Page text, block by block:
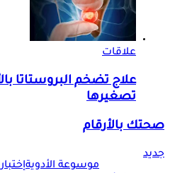
علاقات
تصغيرها
صحتك بالأرقام
جديد
موسوعة الأدوية